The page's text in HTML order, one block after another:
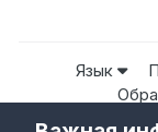
Язык